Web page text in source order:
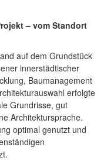
– vom Standort
auf dem Grundstück
innerstädtischer
Baumanagement
erfolgte
Grundrisse, gut
Architektursprache.
optimal genutzt und